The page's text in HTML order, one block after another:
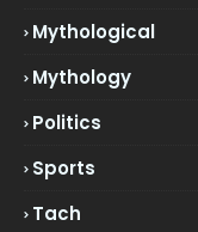
Mythological
Mythology
Politics
Sports
Tach